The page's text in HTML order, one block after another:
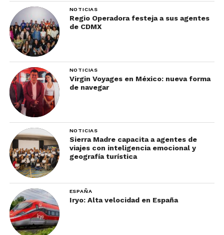
NOTICIAS
Regio Operadora festeja a sus agentes
de CDMX
NOTICIAS
Virgin Voyages en México: nueva forma
de navegar
NOTICIAS
Sierra Madre capacita a agentes de
viajes con inteligencia emocional y
geografía turística
ESPAÑA
Iryo: Alta velocidad en España